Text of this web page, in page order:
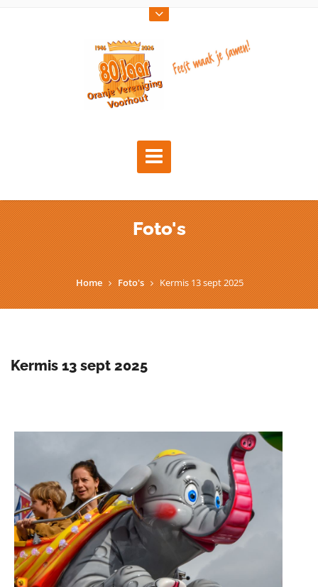
Foto's
Home Foto's Kermis 13 sept 2025
Kermis 13 sept 2025